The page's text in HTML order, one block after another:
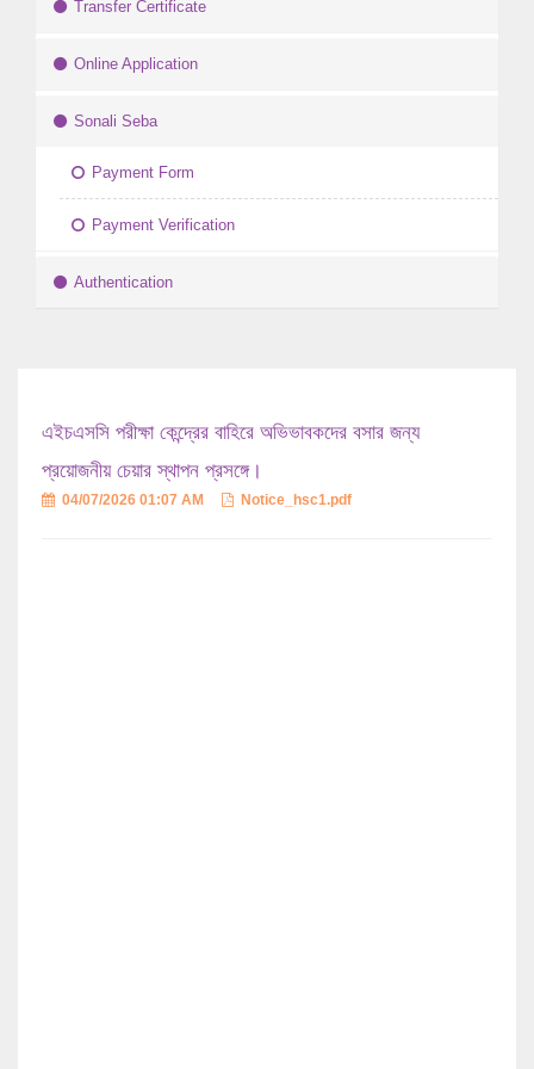
Transfer Certificate
Online Application
Sonali Seba
Payment Form
Payment Verification
Authentication
এইচএসসি পরীক্ষা কেন্দ্রের বাহিরে অভিভাবকদের বসার জন্য
প্রয়োজনীয় চেয়ার স্থাপন প্রসঙ্গে।
04/07/2026 01:07 AM Notice_hsc1.pdf